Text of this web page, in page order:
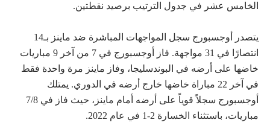
الخامس عشر في جدول الترتيب برصيد نقطتين.
يتصدر أوجسبورج سجل المواجهات المباشرة ضد ماينز بـ14
انتصارًا في 31 مواجهة. فاز أوجسبورج في 7 من آخر 9 مباريات
خاضها على أرضه في البوندسليجا، وفاز ماينز مرة واحدة فقط
في آخر 22 مباراة خاضها خارج أرضه في الدوري. يمتلك
أوجسبورج سجلاً قوياً على أرضه أمام ماينز، حيث فاز في 7/8
مباريات، باستثناء الخسارة 2-1 في عام 2022.